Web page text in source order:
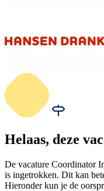
Helaas, deze
De vacature Coordinator
is ingetrokken. Dit kan
Hieronder kun je de